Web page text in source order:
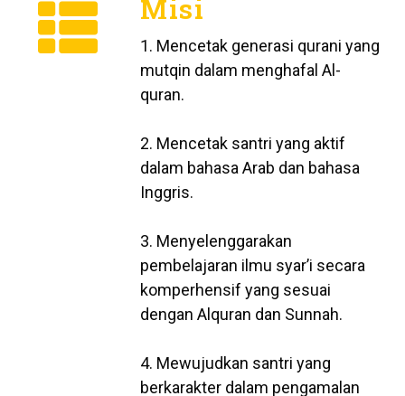
Misi
1. Mencetak generasi qurani yang
mutqin dalam menghafal Al-
quran.
2. Mencetak santri yang aktif
dalam bahasa Arab dan bahasa
Inggris.
3. Menyelenggarakan
pembelajaran ilmu syar’i secara
komperhensif yang sesuai
dengan Alquran dan Sunnah.
4. Mewujudkan santri yang
berkarakter dalam pengamalan